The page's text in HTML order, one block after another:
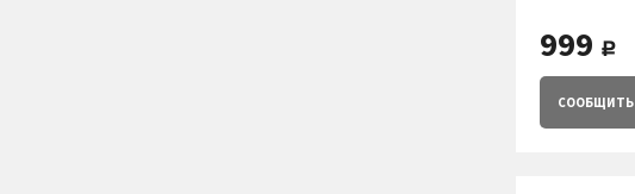
999 руб.
СООБЩИТЬ